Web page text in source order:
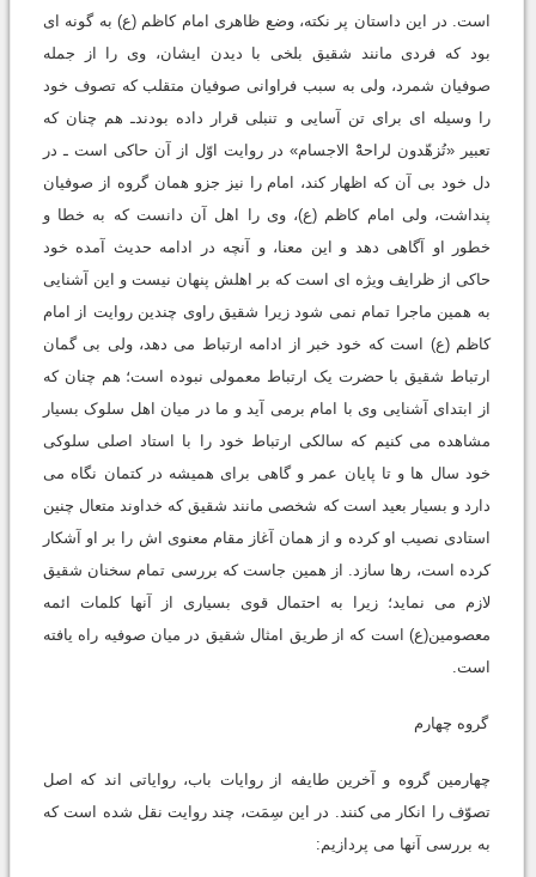
است. در این داستان پر نکته، وضع ظاهری امام کاظم (ع) به گونه ای
بود که فردی مانند شقیق بلخی با دیدن ایشان، وی را از جمله
صوفیان شمرد، ولی به سبب فراوانی صوفیان متقلب که تصوف خود
را وسیله ای برای تن آسایی و تنبلی قرار داده بودندـ هم چنان که
تعبیر «تُزهّدون لراحهْْ الاجسام» در روایت اوّل از آن حاکی است ـ در
دل خود بی آن که اظهار کند، امام را نیز جزو همان گروه از صوفیان
پنداشت، ولی امام کاظم (ع)، وی را اهل آن دانست که به خطا و
خطور او آگاهی دهد و این معنا، و آنچه در ادامه حدیث آمده خود
حاکی از ظرایف ویژه ای است که بر اهلش پنهان نیست و این آشنایی
به همین ماجرا تمام نمی شود زیرا شقیق راوی چندین روایت از امام
کاظم (ع) است که خود خبر از ادامه ارتباط می دهد، ولی بی گمان
ارتباط شقیق با حضرت یک ارتباط معمولی نبوده است؛ هم چنان که
از ابتدای آشنایی وی با امام برمی آید و ما در میان اهل سلوک بسیار
مشاهده می کنیم که سالکی ارتباط خود را با استاد اصلی سلوکی
خود سال ها و تا پایان عمر و گاهی برای همیشه در کتمان نگاه می
دارد و بسیار بعید است که شخصی مانند شقیق که خداوند متعال چنین
استادی نصیب او کرده و از همان آغاز مقام معنوی اش را بر او آشکار
کرده است، رها سازد. از همین جاست که بررسی تمام سخنان شقیق
لازم می نماید؛ زیرا به احتمال قوی بسیاری از آنها کلمات ائمه
معصومین(ع) است که از طریق امثال شقیق در میان صوفیه راه یافته
است.
گروه چهارم
چهارمین گروه و آخرین طایفه از روایات باب، روایاتی اند که اصل
تصوّف را انکار می کنند. در این سِمَت، چند روایت نقل شده است که
به بررسی آنها می پردازیم: